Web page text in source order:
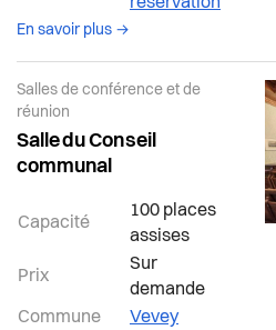
En savoir plus →
Salles de conférence et de
réunion
Salle du Conseil
communal
Capacité
100 places
assises
Prix
Sur
demande
Commune
Vevey